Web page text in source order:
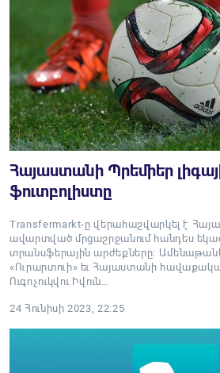
Հայաստանի Պրեմիեր
ֆուտբոլիստը
Transfermarkt-ը վերահաշվարկել է
ավարտված մրցաշրջանում հանդես
տրանսֆերային արժեքները։
«Ուրարտուի» եւ Հայաստանի
Ուգոչուկվու Իվուն…
24 Հունիսի 2023, 22:25